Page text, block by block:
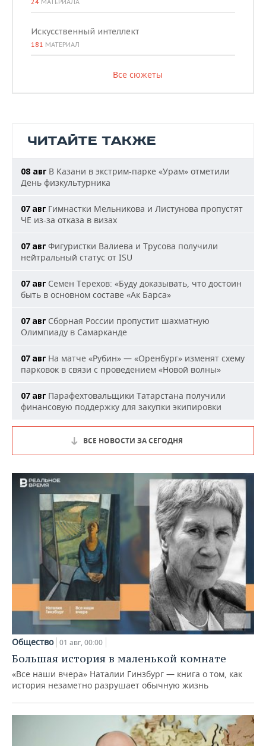
24 МАТЕРИАЛА
Искусственный интеллект
181 МАТЕРИАЛ
Все сюжеты
ЧИТАЙТЕ ТАКЖЕ
08 авг В Казани в экстрим-парке «Урам» отметили
День физкультурника
07 авг Гимнастки Мельникова и Листунова пропустят
ЧЕ из-за отказа в визах
07 авг Фигуристки Валиева и Трусова получили
нейтральный статус от ISU
07 авг Семен Терехов: «Буду доказывать, что достоин
быть в основном составе «Ак Барса»
07 авг Сборная России пропустит шахматную
Олимпиаду в Самарканде
07 авг На матче «Рубин» — «Оренбург» изменят схему
парковок в связи с проведением «Новой волны»
07 авг Парафехтовальщики Татарстана получили
финансовую поддержку для закупки экипировки
ВСЕ НОВОСТИ ЗА СЕГОДНЯ
Общество 01 авг, 00:00
Большая история в маленькой комнате
«Все наши вчера» Наталии Гинзбург — книга о том, как
история незаметно разрушает обычную жизнь